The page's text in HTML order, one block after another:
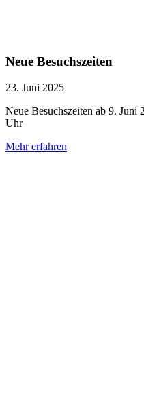
Neue Besuchszeiten
23. Juni 2025
Neue Besuchszeiten ab 9.
Uhr
Mehr erfahren